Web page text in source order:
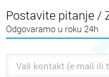
Postavite pitanje /
Odgovaramo u roku 24h